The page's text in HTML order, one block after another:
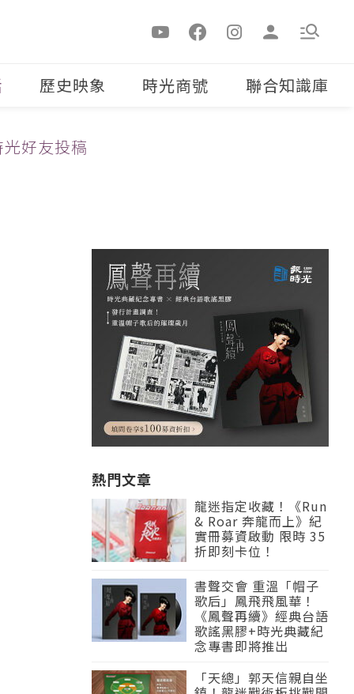
歷史映象 時光商號 聯合知識庫
好友投稿
熱門文章
龍迷指定收藏！《Run
& Roar 奔龍而上》紀
實冊募資啟動 限時 35
折即刻卡位！
書聲交會 重溫「帽子
歌后」鳳飛飛風華！
《鳳聲再續》經典台語
歌謠黑膠+時光典藏紀
念專書即將推出
「天總」郭天信親自坐